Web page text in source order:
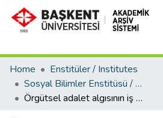
Home
Enstitüler / Institutes
Sosyal Bilimler Enstitüsü / Social Sciences Institute
Örgütsel adalet algısının iş tatmini üzerine etkisinde psikolojik sermayenin aracılık rolü: Hizmet sektörü pazarlama elemanları üzerine görgül bir araştırma